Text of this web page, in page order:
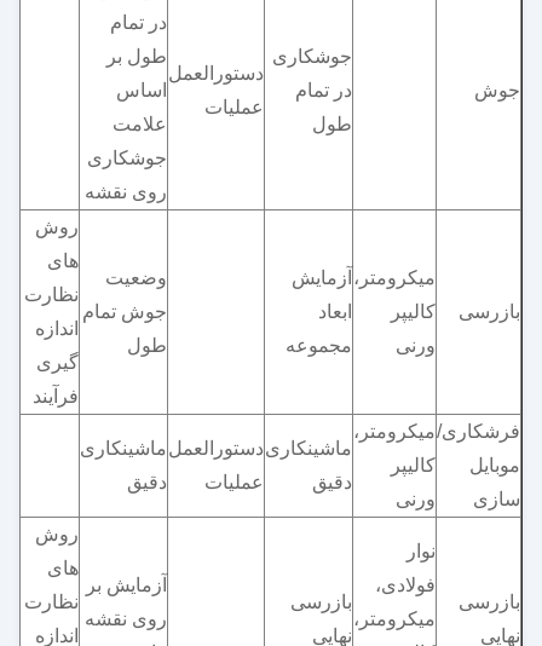
جوش
جوشکاری
در تمام
طول
دستورالعمل
عملیات
در تمام
طول بر
اساس
علامت
جوشکاری
روی نقشه
بازرسی
میکرومتر،
کالیپر
ورنی
آزمایش
ابعاد
مجموعه
وضعیت
جوش تمام
طول
روش
های
نظارت و
اندازه
گیری
فرآیند
فرشکاری/
موبایل
سازی
میکرومتر،
کالیپر
ورنی
ماشینکاری
دقیق
دستورالعمل
عملیات
ماشینکاری
دقیق
بازرسی
نهایی
نوار
فولادی،
میکرومتر،
بازرسی
نهایی
آزمایش بر
روی نقشه
روش
های
نظارت و
اندازه